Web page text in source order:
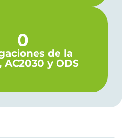
0
de la
AC2030 y ODS